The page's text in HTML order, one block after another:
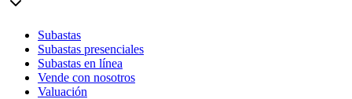
Subastas
Subastas presenciales
Subastas en línea
Vende con nosotros
Valuación